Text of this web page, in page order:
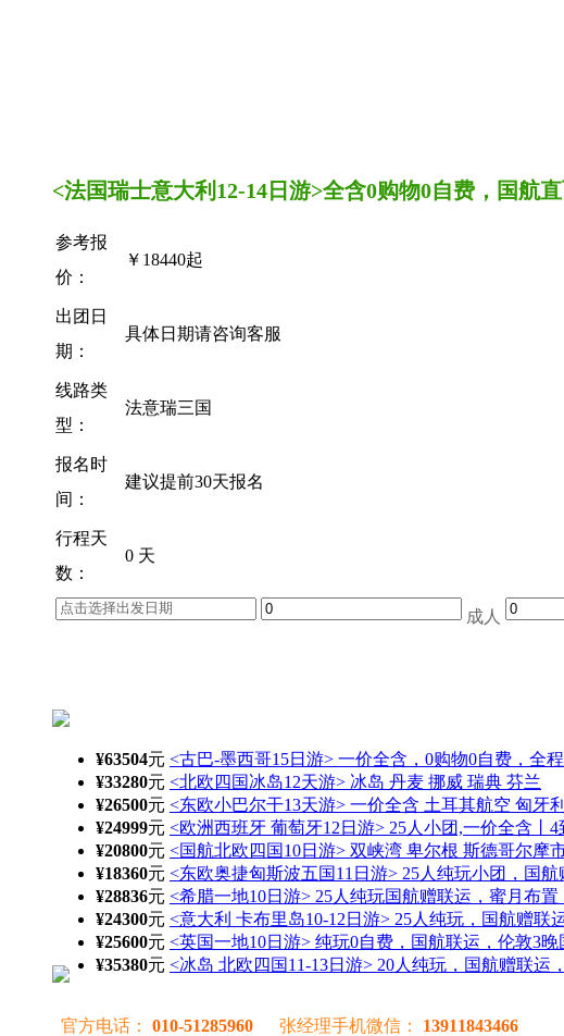
<法国瑞士意大利12-14日游>全含0购物0自费，国航
参考报
价：
￥18440起
出团日
期：
具体日期请咨询客服
线路类
型：
法意瑞三国
报名时
间：
建议提前30天报名
行程天
数：
0 天
成人
¥63504元 <古巴-墨西哥15日游> 一价全含，0购物0自费，全程
¥33280元 <北欧四国冰岛12天游> 冰岛 丹麦 挪威 瑞典 芬兰
¥26500元 <东欧小巴尔干13天游> 一价全含 土耳其航空 匈牙
¥24999元 <欧洲西班牙 葡萄牙12日游> 25人小团,一价全含丨4
¥20800元 <国航北欧四国10日游> 双峡湾 卑尔根 斯德哥尔摩
¥18360元 <东欧奥捷匈斯波五国11日游> 25人纯玩小团，国航
¥28836元 <希腊一地10日游> 25人纯玩国航赠联运，蜜月布置
¥24300元 <意大利 卡布里岛10-12日游> 25人纯玩，国航赠联
¥25600元 <英国一地10日游> 纯玩0自费，国航联运，伦敦3晚
¥35380元 <冰岛 北欧四国11-13日游> 20人纯玩，国航赠联运
官方电话： 010-51285960 张经理手机微信：
13911843466